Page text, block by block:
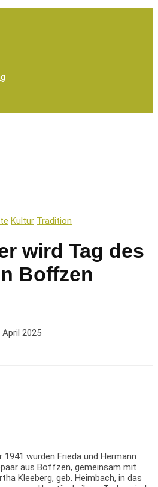
Kultur Tradition
wird Tag des
Boffzen
April 2025
wurden Frieda und Hermann
aus Boffzen, gemeinsam mit
Kleeberg, geb. Heimbach, in das